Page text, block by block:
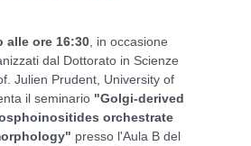
alle ore 16:30 , in occasione
dal Dottorato in Scienze
Julien Prudent, University of
il seminario "Golgi-derived
orchestrate
presso l'Aula B del